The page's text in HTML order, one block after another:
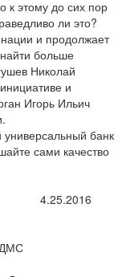
к этому до сих пор
ли это?
и продолжает
больше
Николай
и
Игорь Ильич
банк
сами качество
4.25.2016
ДМС